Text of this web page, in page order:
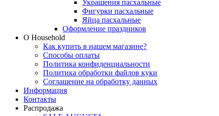
Украшения пасхальные
Фигурки пасхальные
Яйца пасхальные
Оформление праздников
О Household
Как купить в нашем магазине?
Способы оплаты
Политика конфиденциальности
Политика обработки файлов куки
Соглашение на обработку данных
Информация
Контакты
Распродажа